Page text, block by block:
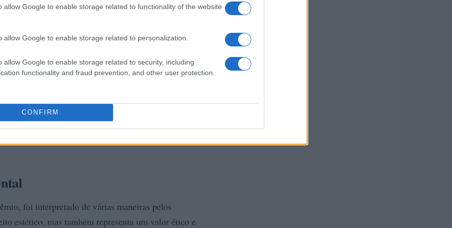
allow Google to enable storage related to functionality of the website
allow Google to enable storage related to personalization.
allow Google to enable storage related to security, including
functionality and fraud prevention, and other user protection.
CONFIRM
foi interpretado de várias maneiras pelos
estético, mas também representa um valor ético e